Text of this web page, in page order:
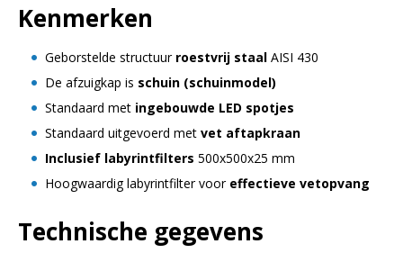
Kenmerken
Geborstelde structuurroestvrij staal AISI 430
De afzuigkap is schuin (schuinmodel)
Standaard met ingebouwde LED spotjes
Standaard uitgevoerd met vet aftapkraan
Inclusief labyrintfilters 500x500x25 mm
Hoogwaardig labyrintfilter vooreffectieve vetopvang
Technische gegevens